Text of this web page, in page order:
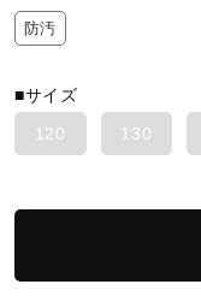
柔道
ワーキング
防汚
■サイズ
120
130